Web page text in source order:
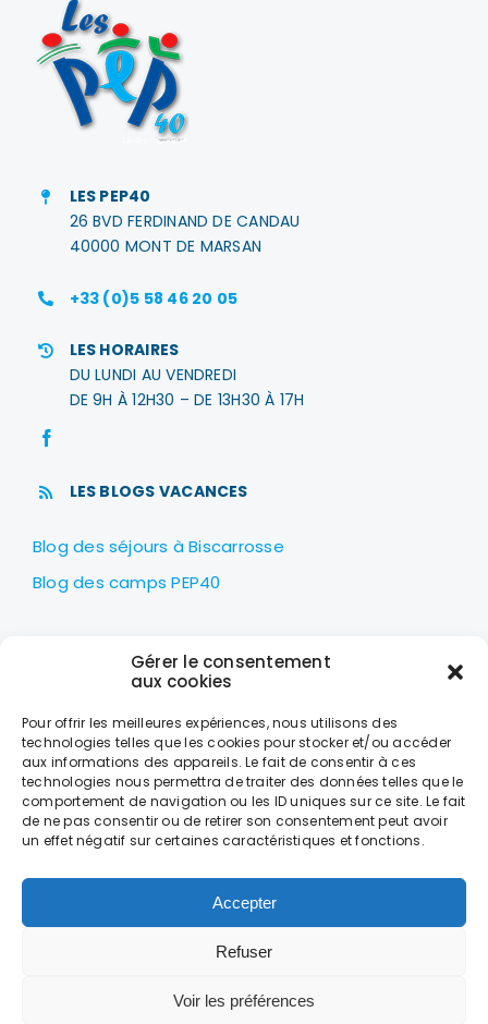
Gérer le consentement
aux cookies
Pour offrir les meilleures expériences, nous utilisons des
technologies telles que les cookies pour stocker et/ou accéder
aux informations des appareils. Le fait de consentir à ces
technologies nous permettra de traiter des données telles que le
comportement de navigation ou les ID uniques sur ce site. Le fait
de ne pas consentir ou de retirer son consentement peut avoir
un effet négatif sur certaines caractéristiques et fonctions.
Accepter
Refuser
Voir les préférences
LES PEP40
26 BVD FERDINAND DE CANDAU
40000 MONT DE MARSAN
+33 (0)5 58 46 20 05
LES HORAIRES
DU LUNDI AU VENDREDI
DE 9H À 12H30 – DE 13H30 À 17H
LES BLOGS VACANCES
Blog des séjours à Biscarrosse
Blog des camps PEP40
LES PEP40
Centre nautique Jean Udaquiola
40600 BISCARROSSE
+33 (0)5 58 78 10 47
LES HORAIRES
DU LUNDI AU VENDREDI
DE 9H À 18H
MENTIONS LÉGALES
CONDITIONS GÉNÉRALES DE VENTE